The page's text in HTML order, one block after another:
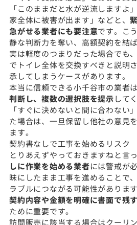
「このままだと水が逆流しますよ
家全体に被害が出ます」などと、
急がせる業者にも要注意です。こ
静な判断力を奪い、高額契約を結
実は軽度のつまりだった場合でも
でトイレ全体を交換すべきと説明
承してしまうケースがあります。
本当に信頼できる小千谷市の業者は
判断し、複数の選択肢を提示して
「すぐに決めないと間に合わない
た場合は、一旦保留し他社の意見
ます。
契約書なしで工事を始めるリスク
とりあえずやっておきますねと言っ
しに作業を始める業者には警戒が
昧にしたまま工事を進めることで
ラブルにつながる可能性があります
契約内容や金額を明確に書面で残す
ために重要です。
訪問販売に該当する場合はクーリ